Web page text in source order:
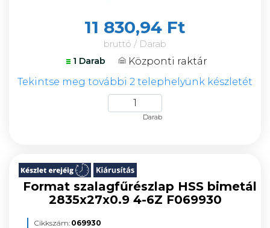
11 830,94 Ft
bruttó / Darab
1 Darab
Központi raktár
Tekintse meg további 2 telephelyünk készletét
Darab
Format szalagfűrészlap HSS bimetál
2835x27x0.9 4-6Z F069930
Cikkszám: 069930